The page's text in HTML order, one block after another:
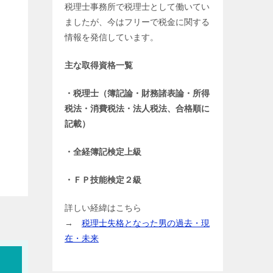
税理士事務所で税理士として働いてい
ましたが、今はフリーで税金に関する
情報を発信しています。
主な取得資格一覧
・税理士（簿記論・財務諸表論・所得
税法・消費税法・法人税法、合格順に
記載）
・全経簿記検定上級
・ＦＰ技能検定２級
詳しい経緯はこちら
→ 税理士失格となった男の過去・現
在・未来